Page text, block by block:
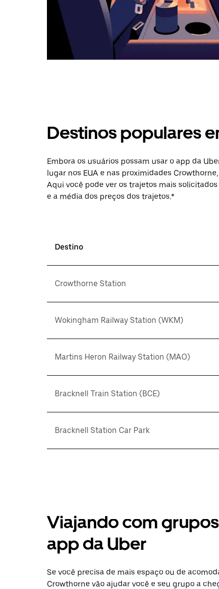
Destinos populares
Embora os usuários possam usar o app da
lugar nos EUA e nas proximidades
Aqui você pode ver os trajetos mais
e a média dos preços dos trajetos.*
Destino
Crowthorne Station
Wokingham Railway Station (WKM)
Martins Heron Railway Station (MAO)
Bracknell Train Station (BCE)
Bracknell Station Car Park
Viajando com
app da Uber
Se você precisa de mais espaço ou de
Crowthorne vão ajudar você e seu grupo a